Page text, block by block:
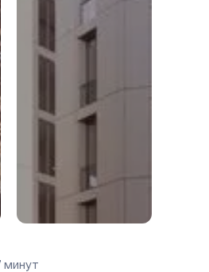
минут